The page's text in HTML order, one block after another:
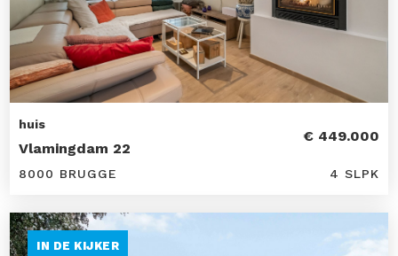
huis
Vlamingdam 22
€ 449.000
8000 BRUGGE 4 SLPK
IN DE KIJKER